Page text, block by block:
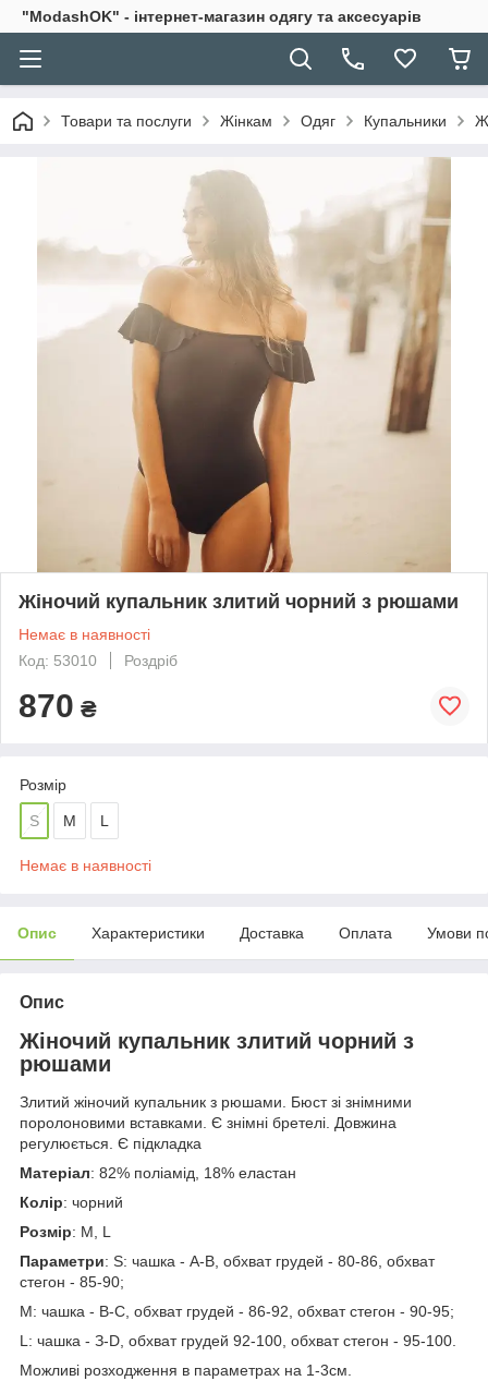
"ModashOK" - інтернет-магазин одягу та аксесуарів
Товари та послуги Жінкам Одяг Купальники
Жіночий купальник злитий чорний з рюшами
Немає в наявності
Код: 53010
Роздріб
870 ₴
Розмір
S M L
Немає в наявності
Опис Характеристики Доставка Оплата Умови
Опис
Жіночий купальник злитий чорний з
рюшами
Злитий жіночий купальник з рюшами. Бюст зі знімними
поролоновими вставками. Є знімні бретелі. Довжина
регулюється. Є підкладка
Матеріал: 82% поліамід, 18% еластан
Колір: чорний
Розмір: М, L
Параметри: S: чашка - А-В, обхват грудей - 80-86, обхват
стегон - 85-90;
М: чашка - В-С, обхват грудей - 86-92, обхват стегон - 90-95;
L: чашка - З-D, обхват грудей 92-100, обхват стегон - 95-100.
Можливі розходження в параметрах на 1-3см.